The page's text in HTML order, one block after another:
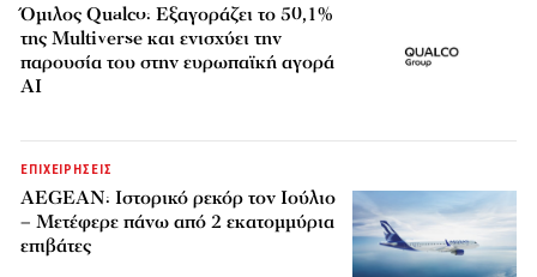
Όμιλος Qualco: Εξαγοράζει το 50,1%
της Multiverse και ενισχύει την
παρουσία του στην ευρωπαϊκή αγορά
AI
ΕΠΙΧΕΙΡΗΣΕΙΣ
AEGEAN: Ιστορικό ρεκόρ τον Ιούλιο
– Μετέφερε πάνω από 2 εκατομμύρια
επιβάτες